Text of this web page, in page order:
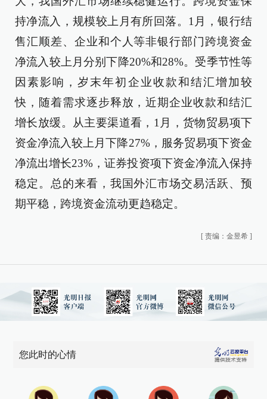
持净流入，规模较上月有所回落。1月，银行结
售汇顺差、企业和个人等非银行部门跨境资金
净流入较上月分别下降20%和28%。受季节性等
因素影响，岁末年初企业收款和结汇增加较
快，随着需求逐步释放，近期企业收款和结汇
增长放缓。从主要渠道看，1月，货物贸易项下
资金净流入较上月下降27%，服务贸易项下资金
净流出增长23%，证券投资项下资金净流入保持
稳定。总的来看，我国外汇市场交易活跃、预
期平稳，跨境资金流动更趋稳定。
[ 责编：金昱希 ]
您此时的心情